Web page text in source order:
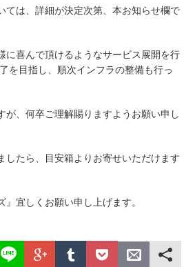
ては、詳細が決定次第、本お知らせ欄で
に喜んで頂けるようなサービス展開を行
を目指し、順次インフラの整備も行っ
が、何卒ご理解賜りますようお願い申し
したら、目安箱よりお寄せいただけます
宜しくお願い申し上げます。